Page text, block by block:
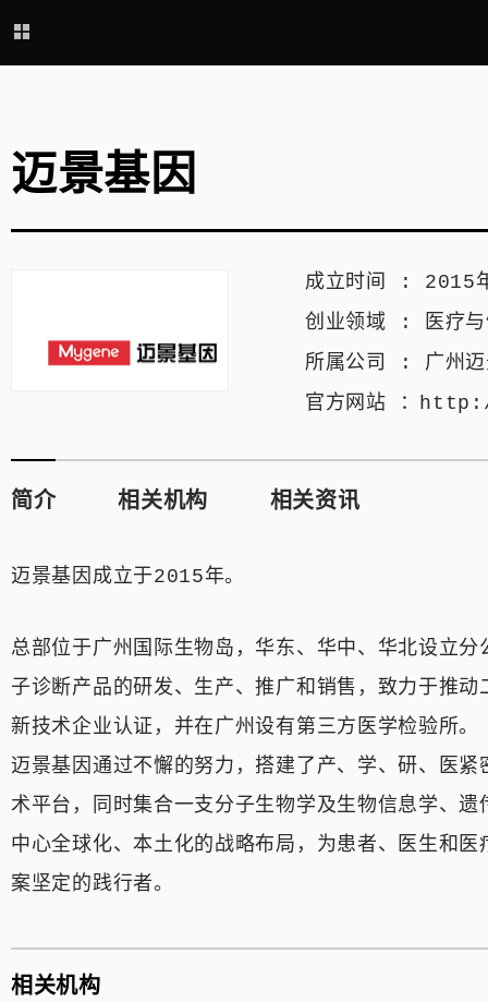
迈景基因
成立时间 : 2015
创业领域 :
医疗
所属公司 : 广州
官方网站 ：
简介 相关机构 相关资讯
迈景基因成立于2015年。
总部位于广州国际生物岛，华东、华中、华北设立
子诊断产品的研发、生产、推广和销售，致力于推
新技术企业认证，并在广州设有第三方医学检验所。
迈景基因通过不懈的努力，搭建了产、学、研、医
术平台，同时集合一支分子生物学及生物信息学、
中心全球化、本土化的战略布局，为患者、医生和
案坚定的践行者。
相关机构